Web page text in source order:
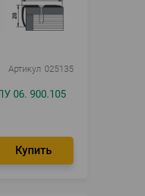
Артикул 025135
06. 900.105